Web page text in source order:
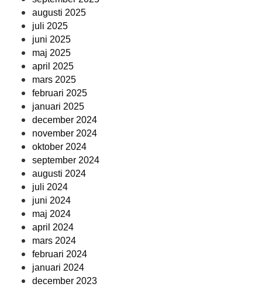
augusti 2025
juli 2025
juni 2025
maj 2025
april 2025
mars 2025
februari 2025
januari 2025
december 2024
november 2024
oktober 2024
september 2024
augusti 2024
juli 2024
juni 2024
maj 2024
april 2024
mars 2024
februari 2024
januari 2024
december 2023